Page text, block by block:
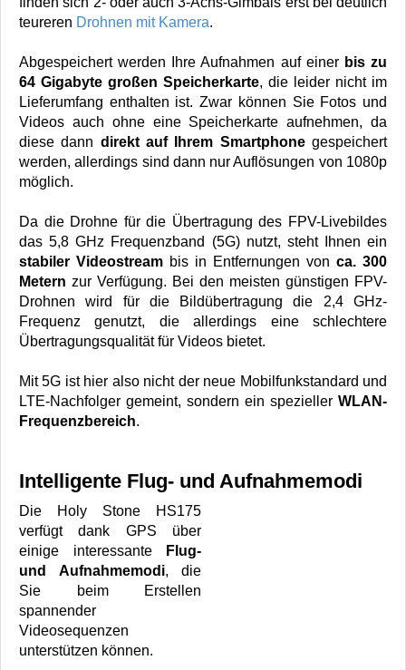
teureren Drohnen mit Kamera.
Abgespeichert werden Ihre Aufnahmen auf einer bis zu
64 Gigabyte großen Speicherkarte, die leider nicht im
Lieferumfang enthalten ist. Zwar können Sie Fotos und
Videos auch ohne eine Speicherkarte aufnehmen, da
diese dann direkt auf Ihrem Smartphonegespeichert
werden, allerdings sind dann nur Auflösungen von 1080p
möglich.
Da die Drohne für die Übertragung des FPV-Livebildes
das 5,8 GHz Frequenzband (5G) nutzt, steht Ihnen ein
stabiler Videostream bis in Entfernungen von ca. 300
Metern zur Verfügung. Bei den meisten günstigen FPV-
Drohnen wird für die Bildübertragung die 2,4 GHz-
Frequenz genutzt, die allerdings eine schlechtere
Übertragungsqualität für Videos bietet.
Mit 5G ist hier also nicht der neue Mobilfunkstandard und
LTE-Nachfolger gemeint, sondern ein spezieller WLAN-
Frequenzbereich.
Intelligente Flug- und Aufnahmemodi
Die Holy Stone HS175
verfügt dank GPS über
einige interessante
Flug-
und Aufnahmemodi, die
Sie beim Erstellen
spannender
Videosequenzen
unterstützen können.